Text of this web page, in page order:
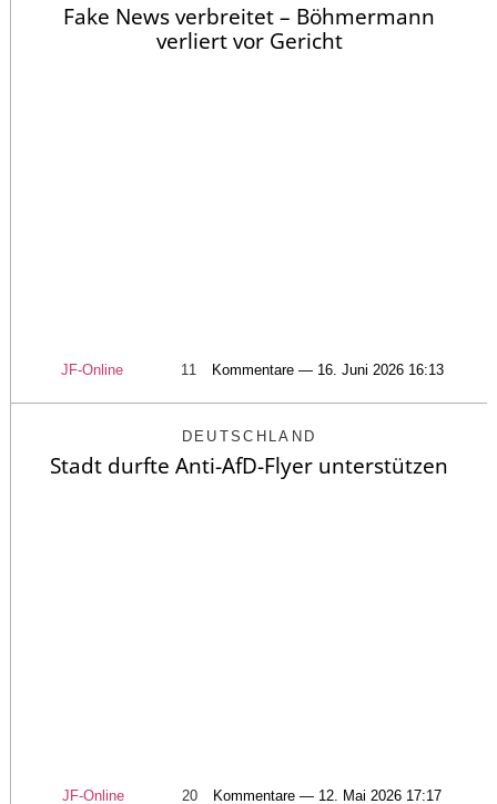
Fake News verbreitet – Böhmermann
verliert vor Gericht
JF-Online 11 Kommentare — 16. Juni 2026 16:13
DEUTSCHLAND
Stadt durfte Anti-AfD-Flyer unterstützen
JF-Online 20 Kommentare — 12. Mai 2026 17:17